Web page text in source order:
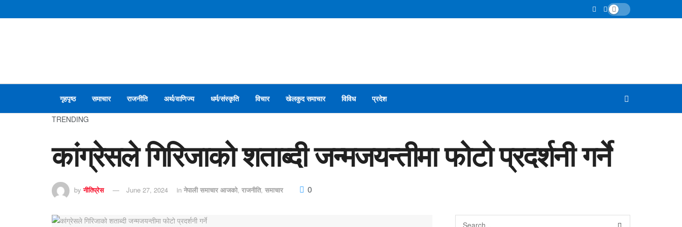
गृहपृष्ठ समाचार राजनीति अर्थ/वाणिज्य धर्म/संस्कृति विचार खेलकुद समाचार विविध प्रदेश
TRENDING
कांग्रेसले गिरिजाको शताब्दी जन्मजयन्तीमा फोटो प्रदर्शनी गर्ने
by नीतिप्रेस June 27, 2024 in नेपाली समाचार आजको, राजनीति, समाचार 0